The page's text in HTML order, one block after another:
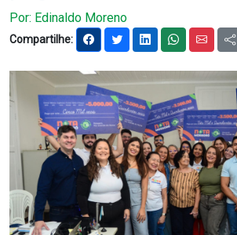
Portal do Contribuinte
Notícias
Carta de Serviço
Por: Edinaldo Moreno
Compartilhe: